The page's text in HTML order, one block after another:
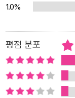
어떤 도움을 주는지,
와 있다. 이 책에서는
물들을 친구처럼 여
모내기를 하면서 개
옮겨 주고, 태풍이 왔
한다. 진혁이가 논 친
1.0%
평점 분포